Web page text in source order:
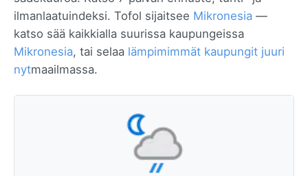
ilmanlaatuindeksi. Tofol sijaitsee Mikronesia —
katso sää kaikkialla suurissa kaupungeissa
Mikronesia, tai selaa lämpimimmät kaupungit juuri
nytmaailmassa.